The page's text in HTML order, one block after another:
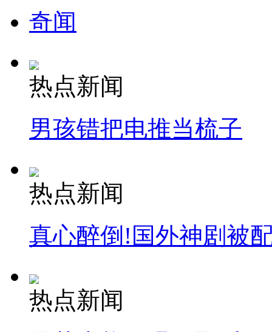
奇闻
热点新闻
男孩错把电推当梳子
热点新闻
真心醉倒!国外神剧被
热点新闻